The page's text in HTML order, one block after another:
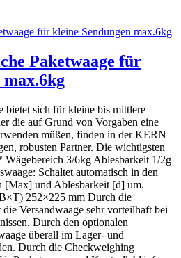
Paketwaage für
max.6kg
bietet sich für kleine bis mittlere
die auf Grund von Vorgaben eine
müßen, finden in der KERN
robusten Partner. Die wichtigsten
3/6kg Ablesbarkeit 1/2g
Schaltet automatisch in den
[Max] und Ablesbarkeit [d] um.
252×225 mm Durch die
Versandwaage sehr vorteilhaft bei
Durch den optionalen
überall im Lager- und
Durch die Checkweighing